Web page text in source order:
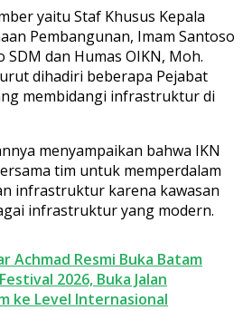
yaitu Staf Khusus Kepala
Pembangunan, Imam Santoso
SDM dan Humas OIKN, Moh.
dihadiri beberapa Pejabat
membidangi infrastruktur di
menyampaikan bahwa IKN
tim untuk memperdalam
infrastruktur karena kawasan
infrastruktur yang modern.
Achmad Resmi Buka Batam
2026, Buka Jalan
ke Level Internasional